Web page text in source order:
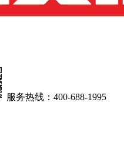
服务热线：400-688-1995